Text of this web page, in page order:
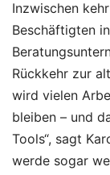
Inzwischen
Beschäftigten
Rückkehr zur
wird vielen
bleiben – und
Tools“, sagt
werde sogar